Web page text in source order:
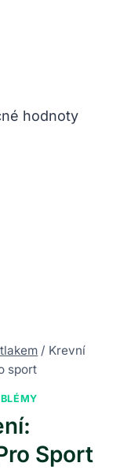
/ Krevní
sport
Sport